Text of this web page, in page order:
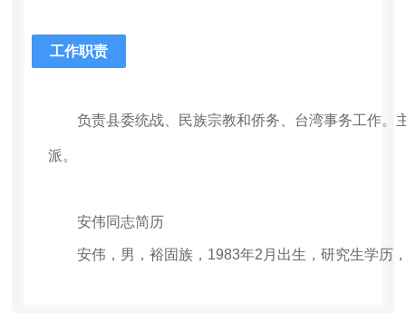
工作职责
负责县委统战、民族宗教和侨务、台湾事务工作。
派。
安伟同志简历
安伟，男，裕固族，1983年2月出生，研究生学历